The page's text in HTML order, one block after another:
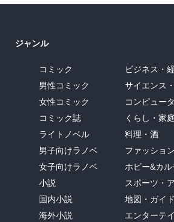
ジャンル
コミック
男性コミック
女性コミック
コミック誌
ライトノベル
男子向けラノベ
女子向けラノベ
小説
国内小説
海外小説
ビジネス・
サイエンス
コンピュー
くらし・家庭
料理・酒
ファッショ
ホビー&カ
スポーツ・
地図・ガイド
エンターテ